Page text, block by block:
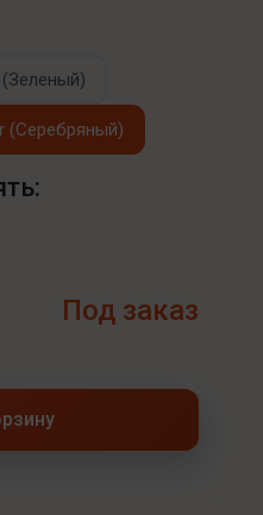
(Серебряный)
Под заказ